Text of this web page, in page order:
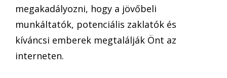
megakadályozni, hogy a jövőbeli
munkáltatók, potenciális zaklatók és
kíváncsi emberek megtalálják Önt az
interneten.